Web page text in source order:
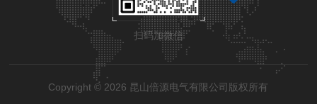
扫码加微信
Copyright © 2026 昆山倍源电气有限公司版权所有